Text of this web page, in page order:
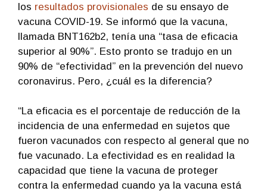
los resultados provisionales de su ensayo de
vacuna COVID-19. Se informó que la vacuna,
llamada BNT162b2, tenía una “tasa de eficacia
superior al 90%”. Esto pronto se tradujo en un
90% de “efectividad” en la prevención del nuevo
coronavirus. Pero, ¿cuál es la diferencia?
“La eficacia es el porcentaje de reducción de la
incidencia de una enfermedad en sujetos que
fueron vacunados con respecto al general que no
fue vacunado. La efectividad es en realidad la
capacidad que tiene la vacuna de proteger
contra la enfermedad cuando ya la vacuna está